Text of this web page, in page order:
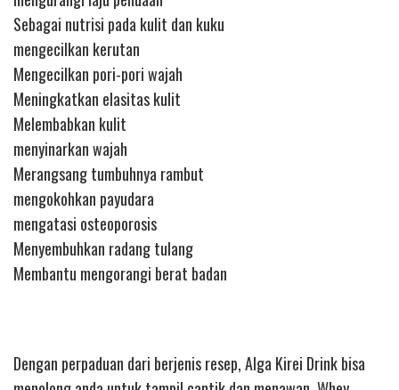
Sebagai nutrisi pada kulit dan kuku
mengecilkan kerutan
Mengecilkan pori-pori wajah
Meningkatkan elasitas kulit
Melembabkan kulit
menyinarkan wajah
Merangsang tumbuhnya rambut
mengokohkan payudara
mengatasi osteoporosis
Menyembuhkan radang tulang
Membantu mengorangi berat badan
Dengan perpaduan dari berjenis resep, Alga Kirei Drink bisa